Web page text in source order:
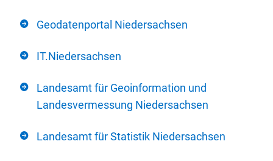
Geodatenportal Niedersachsen
IT.Niedersachsen
Landesamt für Geoinformation und
Landesvermessung Niedersachsen
Landesamt für Statistik Niedersachsen